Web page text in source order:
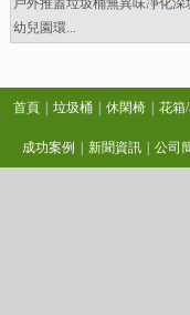
戶外推蓋垃圾桶無異味凈化深
幼兒園環...
首頁 垃圾桶 休閑椅 花箱
成功案例 新聞資訊 公司